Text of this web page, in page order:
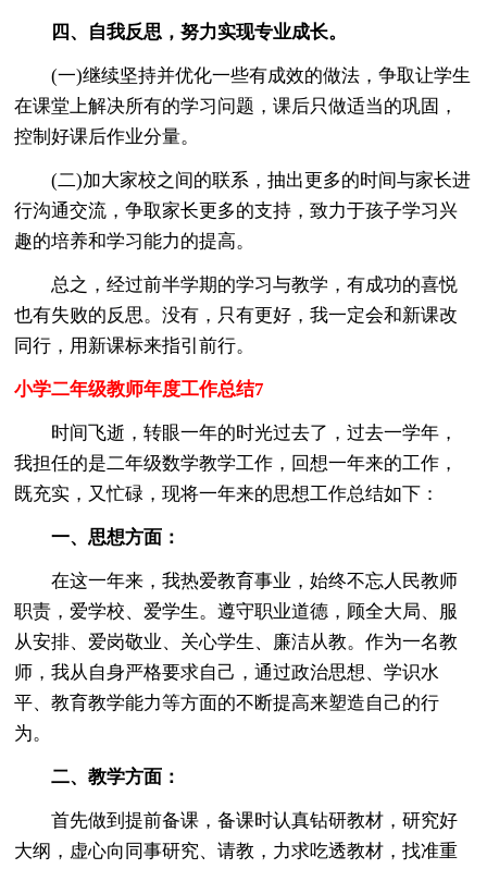
四、自我反思，努力实现专业成长。
(一)继续坚持并优化一些有成效的做法，争取让学生
在课堂上解决所有的学习问题，课后只做适当的巩固，
控制好课后作业分量。
(二)加大家校之间的联系，抽出更多的时间与家长进
行沟通交流，争取家长更多的支持，致力于孩子学习兴
趣的培养和学习能力的提高。
总之，经过前半学期的学习与教学，有成功的喜悦
也有失败的反思。没有，只有更好，我一定会和新课改
同行，用新课标来指引前行。
小学二年级教师年度工作总结7
时间飞逝，转眼一年的时光过去了，过去一学年，
我担任的是二年级数学教学工作，回想一年来的工作，
既充实，又忙碌，现将一年来的思想工作总结如下：
一、思想方面：
在这一年来，我热爱教育事业，始终不忘人民教师
职责，爱学校、爱学生。遵守职业道德，顾全大局、服
从安排、爱岗敬业、关心学生、廉洁从教。作为一名教
师，我从自身严格要求自己，通过政治思想、学识水
平、教育教学能力等方面的不断提高来塑造自己的行
为。
二、教学方面：
首先做到提前备课，备课时认真钻研教材，研究好
大纲，虚心向同事研究、请教，力求吃透教材，找准重